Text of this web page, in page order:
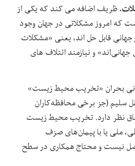
ظریف اضافه می کند که یکی از
که امروز مشکلاتی در جهان وجود
قابل حل اند، یعنی «مشکلات
و نیازمند ائتلاف های
بحران «تخریب محیط زیست»
سلیم (جز برخی محافظه‌کاران
نظر دارد. تخریب محیط زیست
ملی یا با پیمان‌های صزف
نیست و محتاج همکاری در سطح